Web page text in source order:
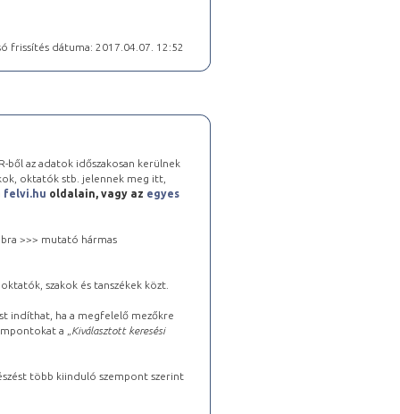
frissítés dátuma: 2017.04.07. 12:52
ből az adatok időszakosan kerülnek
oktatók stb. jelennek meg itt,
felvi.hu oldalain, vagy az egyes
>>> mutató hármas
szakok és tanszékek közt.
indíthat, ha a megfelelő mezőkre
a „ Kiválasztott keresési
több kiinduló szempont szerint